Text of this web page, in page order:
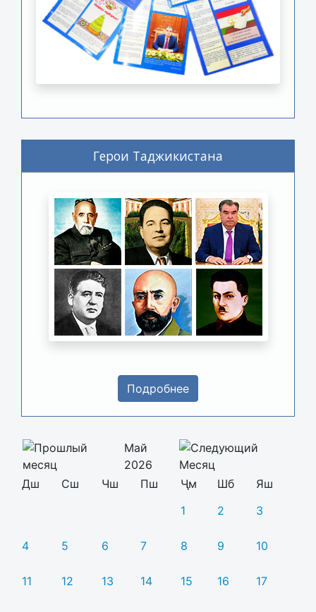
Герои Таджикистана
Подробнее
Май
2026
Дш
Сш Чш Пш Ҷм Шб
Яш
1
2 3
4 5 6 7 8 9 10
11 12 13 14 15 16 17